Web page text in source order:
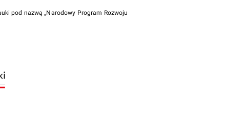
pod nazwą „Narodowy Program Rozwoju